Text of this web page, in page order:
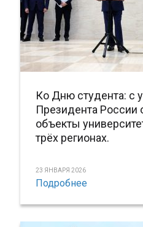
Ко Дню студента: с
Президента
объекты
трёх регионах.
23 ЯНВАРЯ 2026
Подробнее